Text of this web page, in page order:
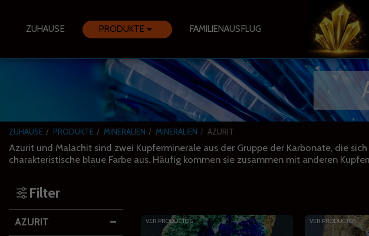
ZUHAUSE PRODUKTE FAMILIENAUSFLUG
ZUHAUSE PRODUKTE MINERALIEN MINERALIEN AZURIT
Azurit und Malachit sind zwei Kupferminerale aus der Gruppe der Karbonate, die
charakteristische blaue Farbe aus. Häufig kommen sie zusammen mit anderen
Filter
AZURIT VER PRODUCTOS VER PRODUCTOS